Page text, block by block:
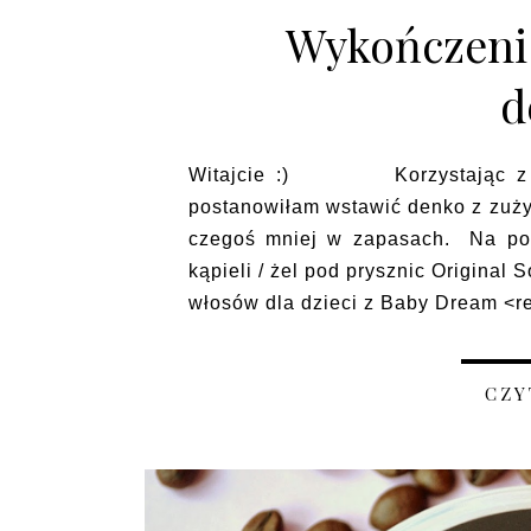
Witajcie :) Korzystając z
postanowiłam wstawić denko z
czegoś mniej w zapasach. Na
kąpieli / żel pod prysznic Original
włosów dla dzieci z Baby Dream